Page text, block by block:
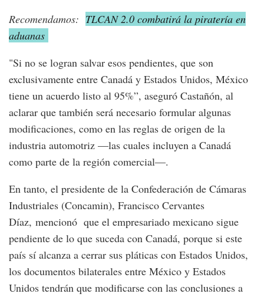
Recomendamos: TLCAN 2.0 combatirá la piratería en
aduanas
"Si no se logran salvar esos pendientes, que son
exclusivamente entre Canadá y Estados Unidos, México
tiene un acuerdo listo al 95%”, aseguró Castañón, al
aclarar que también será necesario formular algunas
modificaciones, como en las reglas de origen de la
industria automotriz —las cuales incluyen a Canadá
como parte de la región comercial—.
En tanto, el presidente de la Confederación de Cámaras
Industriales (Concamin), Francisco Cervantes
Díaz, mencionó que el empresariado mexicano sigue
pendiente de lo que suceda con Canadá, porque si este
país sí alcanza a cerrar sus pláticas con Estados Unidos,
los documentos bilaterales entre México y Estados
Unidos tendrán que modificarse con las conclusiones a